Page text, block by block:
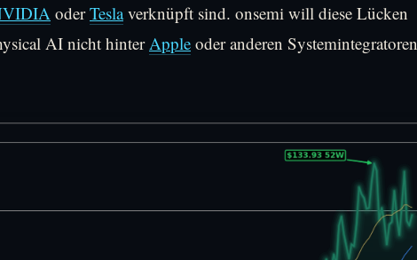
oderTeslaverknüpft sind. onsemi will diese Lücken
AI nicht hinter Apple oder anderen Systemintegratoren